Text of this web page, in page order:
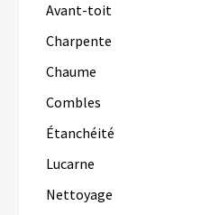
Avant-toit
Charpente
Chaume
Combles
Étanchéité
Lucarne
Nettoyage